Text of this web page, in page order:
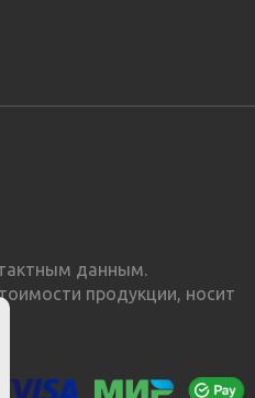
данным.
продукции, носит